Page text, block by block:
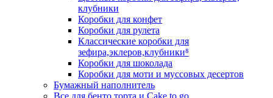
клубники
Коробки для конфет
Коробки для рулета
Классические коробки для
зефира,эклеров,клубники⁸
Коробки для шоколада
Коробки для моти и муссовых десертов
Бумажный наполнитель
Все для бенто торта и Cake to go